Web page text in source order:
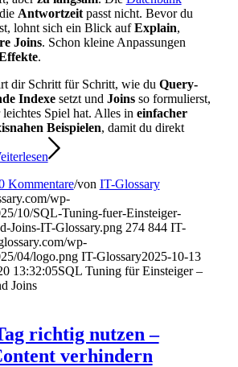
Antwortzeitpasst nicht. Bevor du
lohnt sich ein Blick aufExplain,
Joins. Schon kleine Anpassungen
.
dir Schritt für Schritt, wie du Query-
Indexesetzt und Joinsso formulierst,
Spiel hat. Alles in einfacher
Beispielen, damit du direkt
Kommentare/von IT-Glossary
wp-
10/SQL-Tuning-fuer-Einsteiger-
Joins-IT-Glossary.png 274 844 IT-
wp-
04/logo.png IT-Glossary2025-10-13
13:32:05SQL Tuning für Einsteiger –
Joins
richtig nutzen –
verhindern